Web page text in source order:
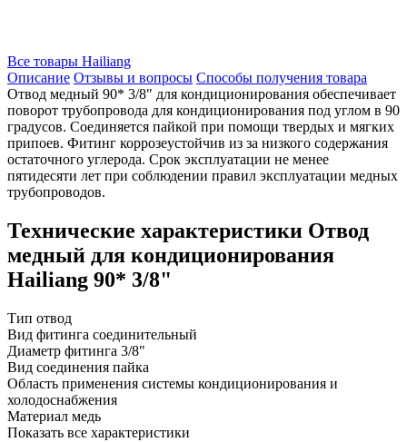
Все товары Hailiang
Описание Отзывы и вопросы Способы получения товара
Отвод медный 90* 3/8" для кондиционирования обеспечивает
поворот трубопровода для кондиционирования под углом в 90
градусов. Соединяется пайкой при помощи твердых и мягких
припоев. Фитинг коррозеустойчив из за низкого содержания
остаточного углерода. Срок эксплуатации не менее
пятидесяти лет при соблюдении правил эксплуатации медных
трубопроводов.
Технические характеристики Отвод
медный для кондиционирования
Hailiang 90* 3/8"
Тип отвод
Вид фитинга соединительный
Диаметр фитинга 3/8"
Вид соединения пайка
Область применения системы кондиционирования и
холодоснабжения
Материал медь
Показать все характеристики